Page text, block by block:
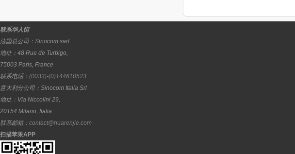
联系华人街
法国总公司： Sinocom sarl
地址： 48 Rue de Turbigo,
75003 Paris, France
联系电话： (0033)-(0)144610523
意大利分公司： Sinocom Italia Srl
地址： Via Niccolini 29,
20154 Milano, Italia
联系邮箱： contact@huarenjie.com
扫描苹果APP